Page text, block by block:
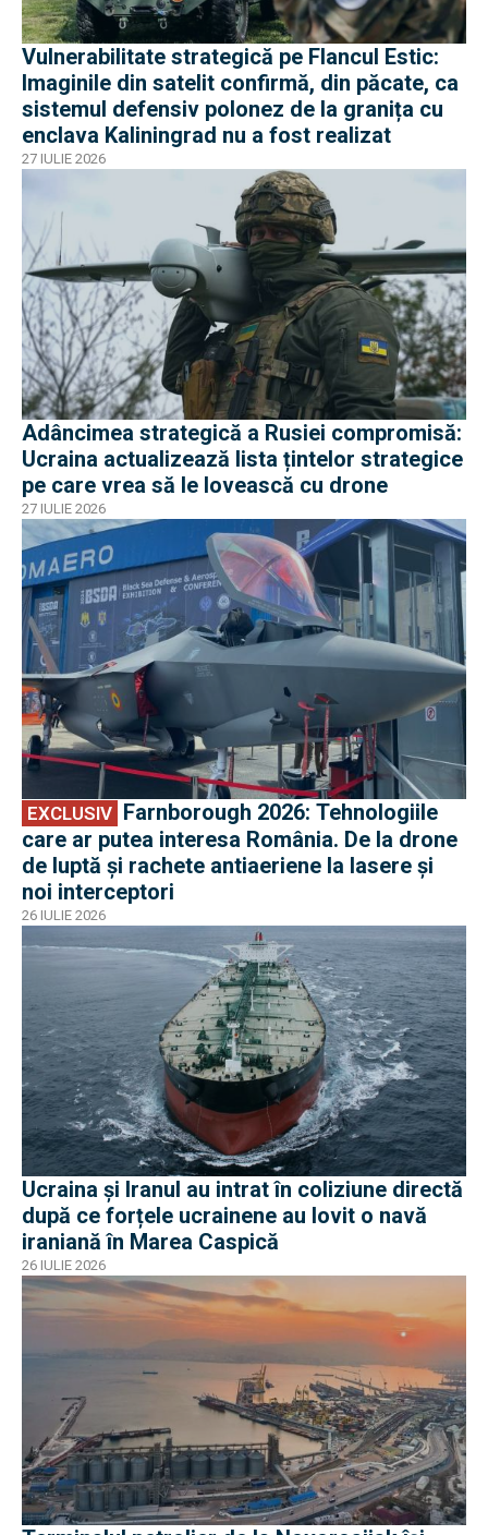
Vulnerabilitate strategică pe Flancul Estic:
Imaginile din satelit confirmă, din păcate, ca
sistemul defensiv polonez de la granița cu
enclava Kaliningrad nu a fost realizat
27 IULIE 2026
Adâncimea strategică a Rusiei compromisă:
Ucraina actualizează lista țintelor strategice
pe care vrea să le lovească cu drone
27 IULIE 2026
EXCLUSIV
EXCLUSIV
care ar putea interesa România. De la drone
de luptă și rachete antiaeriene la lasere și
noi interceptori
26 IULIE 2026
Ucraina și Iranul au intrat în coliziune directă
după ce forțele ucrainene au lovit o navă
iraniană în Marea Caspică
26 IULIE 2026